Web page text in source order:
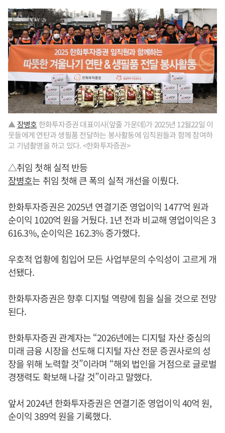
▲ 장병호 한화투자증권 대표이사(앞줄 가운데)가 2025년 12월22일 이
웃들에게 연탄과 생필품 전달하는 봉사활동에 임직원들과 함께 참여하
고 기념촬영을 하고 있다. <한화투자증권>
△취임 첫해 실적 반등
장병호는 취임 첫해 큰 폭의 실적 개선을 이뤘다.
한화투자증권은 2025년 연결기준 영업이익 1477억 원과
순이익 1020억 원을 거뒀다. 1년 전과 비교해 영업이익은 3
616.3%, 순이익은 162.3% 증가했다.
우호적 업황에 힘입어 모든 사업부문의 수익성이 고르게 개
선됐다.
한화투자증권은 향후 디지털 역량에 힘을 실을 것으로 전망
된다.
한화투자증권 관계자는 “2026년에는 디지털 자산 중심의
미래 금융 시장을 선도해 디지털 자산 전문 증권사로의 성
장을 위해 노력할 것”이라며 “해외 법인을 거점으로 글로벌
경쟁력도 확보해 나갈 것”이라고 말했다.
앞서 2024년 한화투자증권은 연결기준 영업이익 40억 원,
순이익 389억 원을 기록했다.